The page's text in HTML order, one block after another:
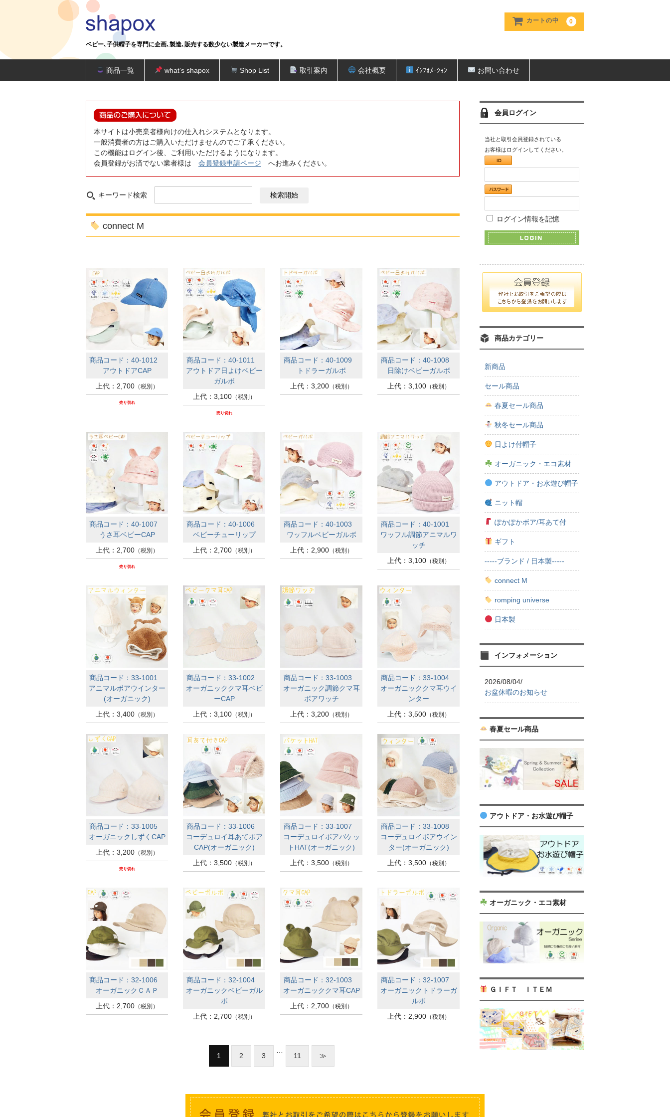
ベビー､子供帽子を専門に企画､製造､販売する数少ない製造メーカーです。
カートの中 0
商品一覧 what’s shapox Shop List 取引案内 会社概要 ｲﾝﾌｫﾒｰｼｮﾝ お問い合わせ
本サイトは小売業者様向けの仕入れシステムとなります。
一般消費者の方はご購入いただけませんのでご了承ください。
この機能はログイン後、ご利用いただけるようになります。
会員登録がお済でない業者様は 会員登録申請ページ へお進みください。
キーワード検索
connect M
商品コード：40-1012
アウトドアCAP
上代：2,700（税別）
売り切れ
商品コード：40-1011
アウトドア日よけベビー
ガルボ
上代：3,100（税別）
売り切れ
商品コード：40-1009
トドラーガルボ
上代：3,200（税別）
商品コード：40-1008
日除けベビーガルボ
上代：3,100（税別）
商品コード：40-1007
うさ耳ベビーCAP
上代：2,700（税別）
売り切れ
商品コード：40-1006
ベビーチューリップ
上代：2,700（税別）
商品コード：40-1003
ワッフルベビーガルボ
上代：2,900（税別）
商品コード：40-1001
ワッフル調節アニマルワ
ッチ
上代：3,100（税別）
商品コード：33-1001
アニマルボアウインター
(オーガニック)
上代：3,400（税別）
商品コード：33-1002
オーガニッククマ耳ベビ
ーCAP
上代：3,100（税別）
商品コード：33-1003
オーガニック調節クマ耳
ボアワッチ
上代：3,200（税別）
商品コード：33-1004
オーガニッククマ耳ウイ
ンター
上代：3,500（税別）
商品コード：33-1005
オーガニックしずくCAP
上代：3,200（税別）
売り切れ
商品コード：33-1006
コーデュロイ耳あてボア
CAP(オーガニック)
上代：3,500（税別）
商品コード：33-1007
コーデュロイボアバケッ
トHAT(オーガニック)
上代：3,500（税別）
商品コード：33-1008
コーデュロイボアウイン
ター(オーガニック)
上代：3,500（税別）
商品コード：32-1006
オーガニックＣＡＰ
上代：2,700（税別）
商品コード：32-1004
オーガニックベビーガル
ボ
上代：2,700（税別）
商品コード：32-1003
オーガニッククマ耳CAP
上代：2,700（税別）
商品コード：32-1007
オーガニックトドラーガ
ルボ
上代：2,900（税別）
1 2 3 11 ≫
会員ログイン
当社と取引会員登録されている
お客様はログインしてください。
ログイン情報を記憶
商品カテゴリー
新商品
セール商品
春夏セール商品
秋冬セール商品
日よけ付帽子
オーガニック・エコ素材
アウトドア・お水遊び帽子
ニット帽
ぽかぽかボア/耳あて付
ギフト
-----ブランド / 日本製-----
connect M
romping universe
日本製
インフォメーション
2026/08/04/
お盆休暇のお知らせ
春夏セール商品
アウトドア・お水遊び帽子
オーガニック・エコ素材
ＧＩＦＴ ＩＴＥＭ